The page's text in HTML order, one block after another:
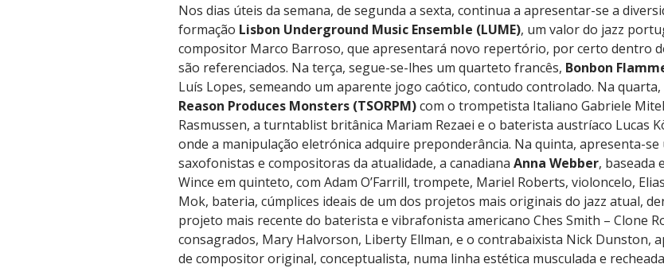
Nos dias úteis da semana, de segunda a sexta, continua a apresentar-se a
formação Lisbon Underground Music Ensemble (LUME), um valor do jazz
compositor Marco Barroso, que apresentará novo repertório, por certo dentro
são referenciados. Na terça, segue-se-lhes um quarteto francês, Bonbon
Luís Lopes, semeando um aparente jogo caótico, contudo controlado. Na
Reason Produces Monsters (TSORPM)com o trompetista Italiano Gabriele
Rasmussen, a turntablist britânica Mariam Rezaei e o baterista austríaco Lucas
onde a manipulação eletrónica adquire preponderância. Na quinta, apresenta-se
saxofonistas e compositoras da atualidade, a canadiana Anna Webber, baseada
Wince em quinteto, com Adam O’Farrill, trompete, Mariel Roberts, violoncelo,
Mok, bateria, cúmplices ideais de um dos projetos mais originais do jazz atual,
projeto mais recente do baterista e vibrafonista americano Ches Smith – Clone
consagrados, Mary Halvorson, Liberty Ellman, e o contrabaixista Nick Dunston,
de compositor original, conceptualista, numa linha estética musculada e